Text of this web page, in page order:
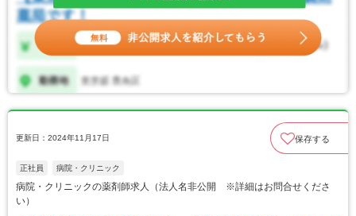
更新日：2024年11月17日 保存する
正社員 病院・クリニック
病院・クリニックの薬剤師求人（法人名非公開 ※詳細はお問合せくださ
い）